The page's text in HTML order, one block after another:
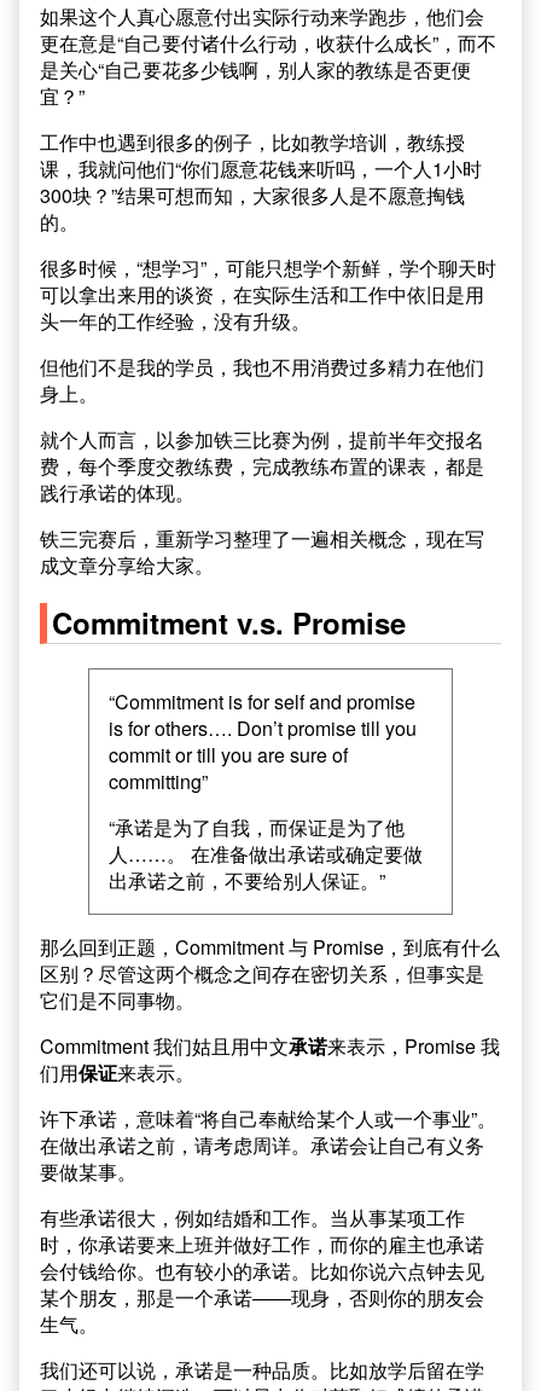
如果这个人真心愿意付出实际行动来学跑步，他们会
更在意是“自己要付诸什么行动，收获什么成长”，而不
是关心“自己要花多少钱啊，别人家的教练是否更便
宜？”
工作中也遇到很多的例子，比如教学培训，教练授
课，我就问他们“你们愿意花钱来听吗，一个人1小时
300块？”结果可想而知，大家很多人是不愿意掏钱
的。
很多时候，“想学习”，可能只想学个新鲜，学个聊天时
可以拿出来用的谈资，在实际生活和工作中依旧是用
头一年的工作经验，没有升级。
但他们不是我的学员，我也不用消费过多精力在他们
身上。
就个人而言，以参加铁三比赛为例，提前半年交报名
费，每个季度交教练费，完成教练布置的课表，都是
践行承诺的体现。
铁三完赛后，重新学习整理了一遍相关概念，现在写
成文章分享给大家。
Commitment v.s. Promise
“Commitment is for self and promise
is for others…. Don’t promise till you
commit or till you are sure of
committing”
“承诺是为了自我，而保证是为了他
人……。 在准备做出承诺或确定要做
出承诺之前，不要给别人保证。”
那么回到正题，Commitment 与 Promise，到底有什么
区别？尽管这两个概念之间存在密切关系，但事实是
它们是不同事物。
Commitment 我们姑且用中文承诺来表示，Promise 我
们用保证来表示。
许下承诺，意味着“将自己奉献给某个人或一个事业”。
在做出承诺之前，请考虑周详。承诺会让自己有义务
要做某事。
有些承诺很大，例如结婚和工作。当从事某项工作
时，你承诺要来上班并做好工作，而你的雇主也承诺
会付钱给你。也有较小的承诺。比如你说六点钟去见
某个朋友，那是一个承诺——现身，否则你的朋友会
生气。
我们还可以说，承诺是一种品质。比如放学后留在学